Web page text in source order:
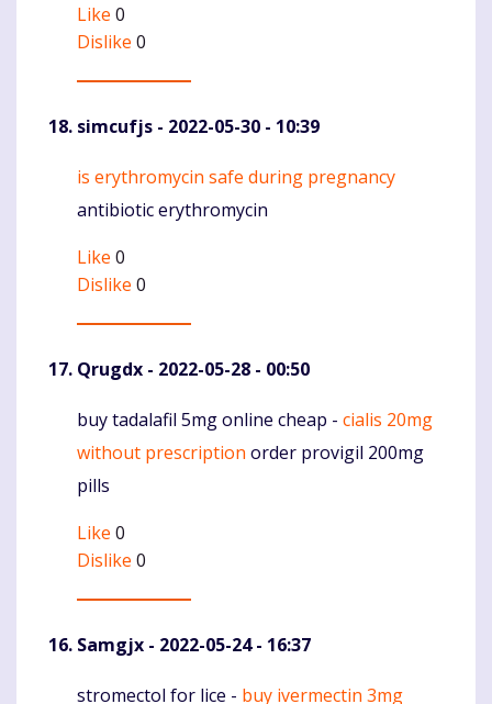
Like 0
Dislike 0
simcufjs - 2022-05-30 - 10:39
Komentaras
is erythromycin safe during pregnancy
antibiotic erythromycin
Like 0
Dislike 0
Qrugdx - 2022-05-28 - 00:50
Komentaras
buy tadalafil 5mg online cheap - cialis 20mg
without prescription order provigil 200mg
pills
Like 0
Dislike 0
Samgjx - 2022-05-24 - 16:37
Komentaras
stromectol for lice - buy ivermectin 3mg